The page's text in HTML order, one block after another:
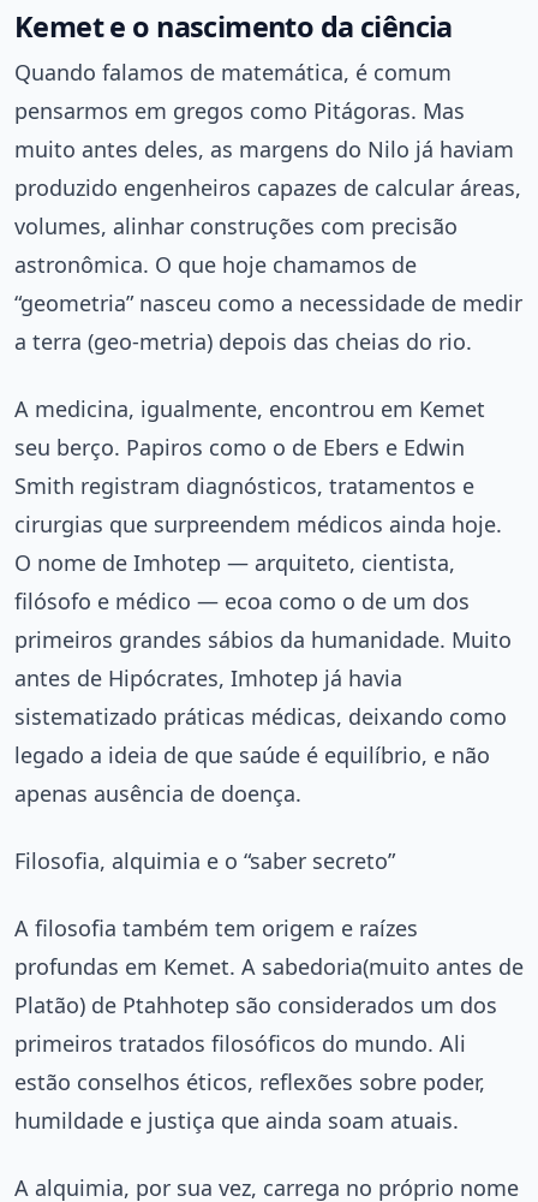
Kemet e o nascimento da ciência
Quando falamos de matemática, é comum
pensarmos em gregos como Pitágoras. Mas
muito antes deles, as margens do Nilo já haviam
produzido engenheiros capazes de calcular áreas,
volumes, alinhar construções com precisão
astronômica. O que hoje chamamos de
“geometria” nasceu como a necessidade de medir
a terra (geo-metria) depois das cheias do rio.
A medicina, igualmente, encontrou em Kemet
seu berço. Papiros como o de Ebers e Edwin
Smith registram diagnósticos, tratamentos e
cirurgias que surpreendem médicos ainda hoje.
O nome de Imhotep — arquiteto, cientista,
filósofo e médico — ecoa como o de um dos
primeiros grandes sábios da humanidade. Muito
antes de Hipócrates, Imhotep já havia
sistematizado práticas médicas, deixando como
legado a ideia de que saúde é equilíbrio, e não
apenas ausência de doença.
Filosofia, alquimia e o “saber secreto”
A filosofia também tem origem e raízes
profundas em Kemet. A sabedoria(muito antes de
Platão) de Ptahhotep são considerados um dos
primeiros tratados filosóficos do mundo. Ali
estão conselhos éticos, reflexões sobre poder,
humildade e justiça que ainda soam atuais.
A alquimia, por sua vez, carrega no próprio nome